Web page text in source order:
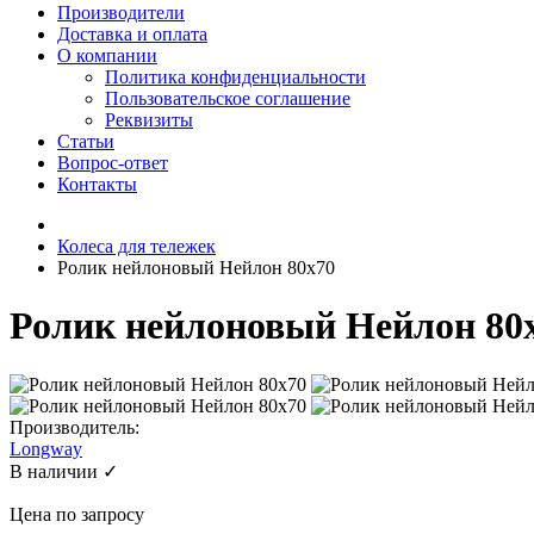
Производители
Доставка и оплата
О компании
Политика конфиденциальности
Пользовательское соглашение
Реквизиты
Статьи
Вопрос-ответ
Контакты
Колеса для тележек
Ролик нейлоновый Нейлон 80х70
Ролик нейлоновый Нейлон
Производитель:
Longway
В наличии ✓
Цена по запросу